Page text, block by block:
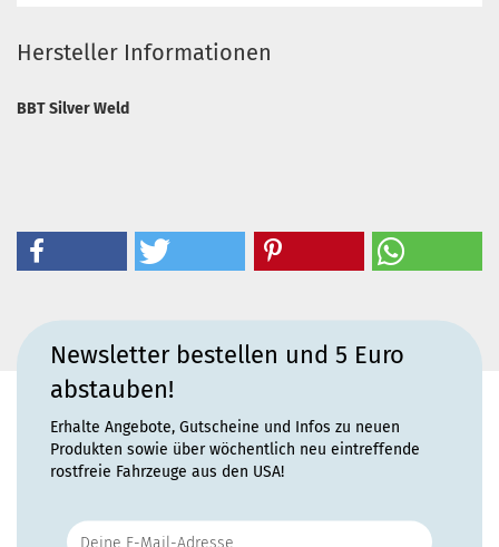
Hersteller Informationen
BBT Silver Weld
Newsletter bestellen und 5 Euro
abstauben!
Erhalte Angebote, Gutscheine und Infos zu neuen
Produkten sowie über wöchentlich neu eintreffende
rostfreie Fahrzeuge aus den USA!